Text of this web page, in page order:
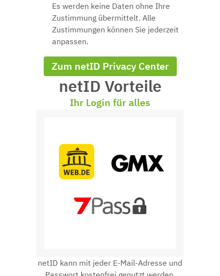
Es werden keine Daten ohne Ihre
Zustimmung übermittelt. Alle
Zustimmungen können Sie jederzeit
anpassen.
Zum netID Privacy Center
netID Vorteile
Ihr Login für alles
netID kann mit jeder E-Mail-Adresse und